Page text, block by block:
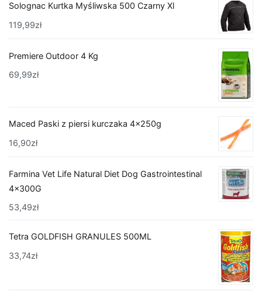
Solognac Kurtka Myśliwska 500 Czarny Xl
119,99zł
Premiere Outdoor 4 Kg
69,99zł
Maced Paski z piersi kurczaka 4x250g
16,90zł
Farmina Vet Life Natural Diet Dog Gastrointestinal
4x300G
53,49zł
Tetra GOLDFISH GRANULES 500ML
33,74zł